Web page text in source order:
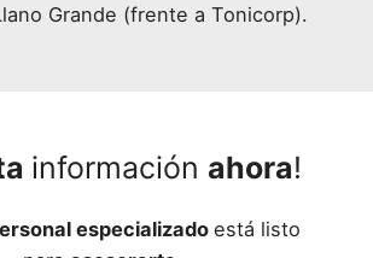
Grande (frente a Tonicorp).
información ahora!
especializado está listo